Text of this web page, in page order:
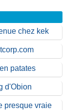
chez kek
patates
d'Obion
presque vraie